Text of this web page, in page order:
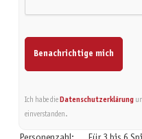
Benachrichtige mich
Ich habe die Datenschutzerklärung
einverstanden.